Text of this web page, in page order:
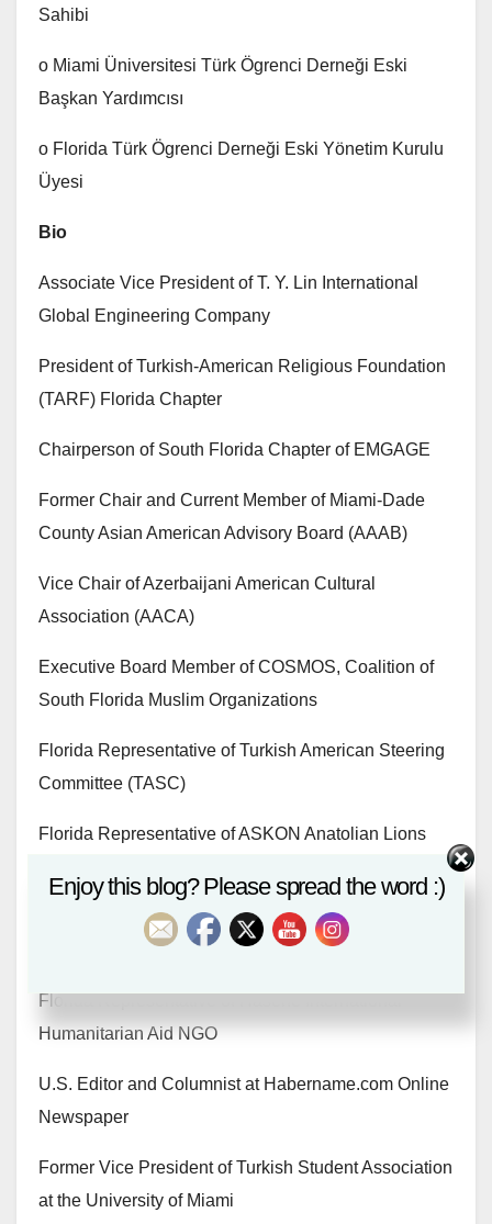
Sahibi
o Miami Üniversitesi Türk Ögrenci Derneği Eski
Başkan Yardımcısı
o Florida Türk Ögrenci Derneği Eski Yönetim Kurulu
Üyesi
Bio
Associate Vice President of T. Y. Lin International
Global Engineering Company
President of Turkish-American Religious Foundation
(TARF) Florida Chapter
Chairperson of South Florida Chapter of EMGAGE
Former Chair and Current Member of Miami-Dade
County Asian American Advisory Board (AAAB)
Vice Chair of Azerbaijani American Cultural
Association (AACA)
Executive Board Member of COSMOS, Coalition of
South Florida Muslim Organizations
Florida Representative of Turkish American Steering
Committee (TASC)
Florida Representative of ASKON Anatolian Lions
Florida Representative of Islamic Community Milli
Görüş (ICMG) NGO
Florida Representative of Hasene International
Humanitarian Aid NGO
U.S. Editor and Columnist at Habername.com Online
Newspaper
Former Vice President of Turkish Student Association
at the University of Miami
Enjoy this blog? Please spread the word :)